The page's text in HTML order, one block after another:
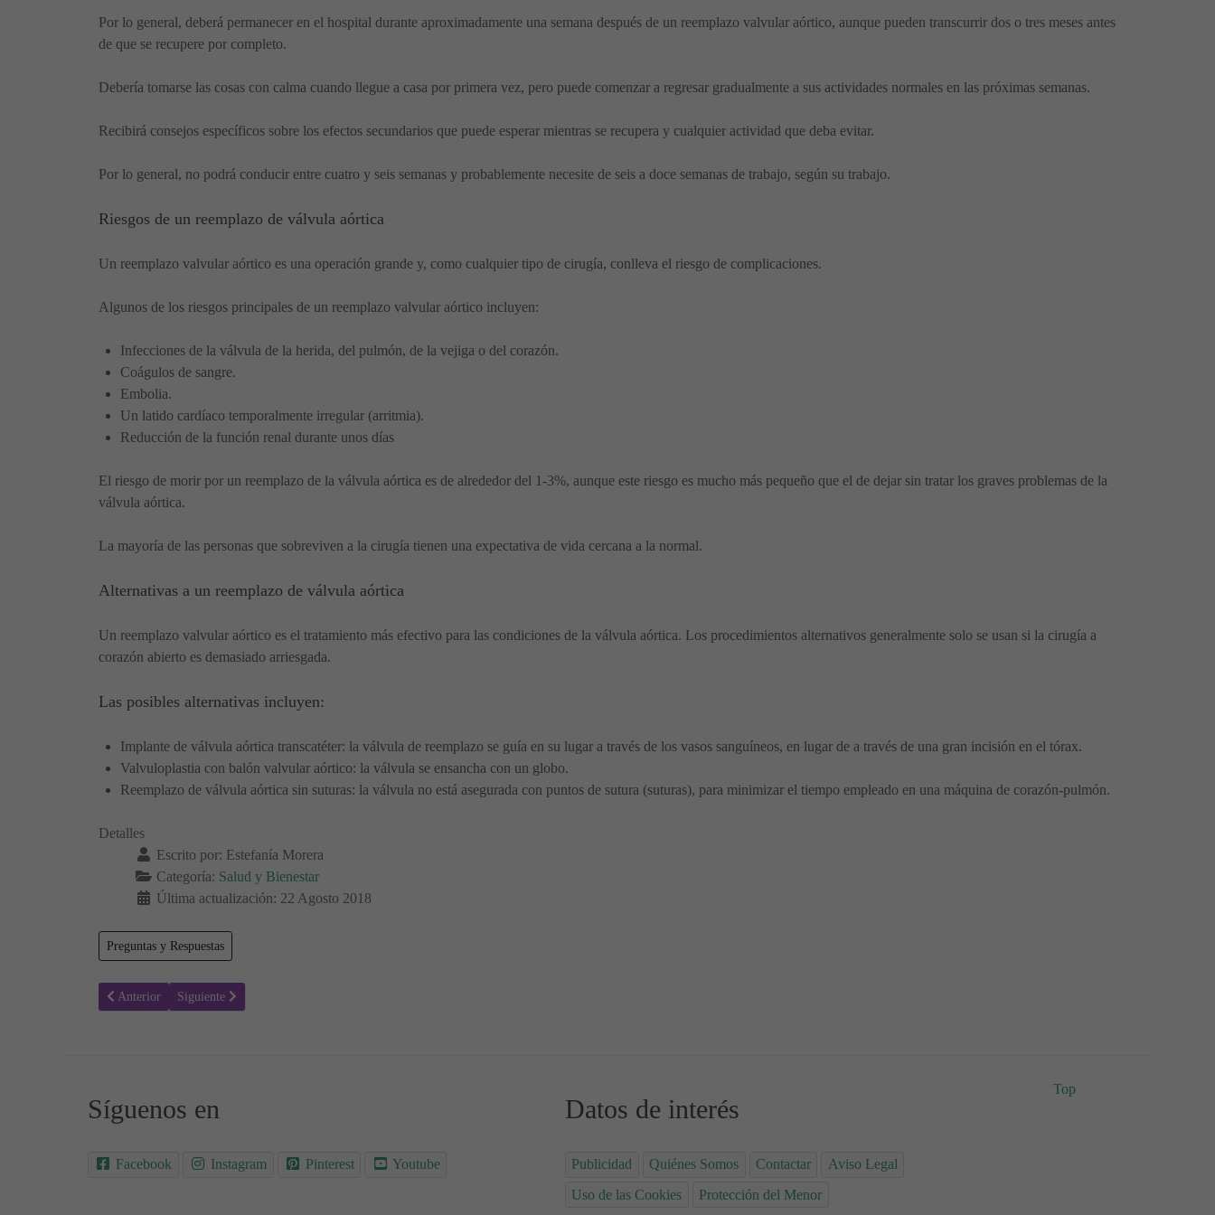
Por lo general, deberá permanecer en el hospital durante aproximadamente una semana después de un reemplazo valvular aórtico, aunque pueden transcurrir dos o tres meses antes
de que se recupere por completo.
Debería tomarse las cosas con calma cuando llegue a casa por primera vez, pero puede comenzar a regresar gradualmente a sus actividades normales en las próximas semanas.
Recibirá consejos específicos sobre los efectos secundarios que puede esperar mientras se recupera y cualquier actividad que deba evitar.
Por lo general, no podrá conducir entre cuatro y seis semanas y probablemente necesite de seis a doce semanas de trabajo, según su trabajo.
Riesgos de un reemplazo de válvula aórtica
Un reemplazo valvular aórtico es una operación grande y, como cualquier tipo de cirugía, conlleva el riesgo de complicaciones.
Algunos de los riesgos principales de un reemplazo valvular aórtico incluyen:
Infecciones de la válvula de la herida, del pulmón, de la vejiga o del corazón.
Coágulos de sangre.
Embolia.
Un latido cardíaco temporalmente irregular (arritmia).
Reducción de la función renal durante unos días
El riesgo de morir por un reemplazo de la válvula aórtica es de alrededor del 1-3%, aunque este riesgo es mucho más pequeño que el de dejar sin tratar los graves problemas de la
válvula aórtica.
La mayoría de las personas que sobreviven a la cirugía tienen una expectativa de vida cercana a la normal.
Alternativas a un reemplazo de válvula aórtica
Un reemplazo valvular aórtico es el tratamiento más efectivo para las condiciones de la válvula aórtica. Los procedimientos alternativos generalmente solo se usan si la cirugía a
corazón abierto es demasiado arriesgada.
Las posibles alternativas incluyen:
Implante de válvula aórtica transcatéter: la válvula de reemplazo se guía en su lugar a través de los vasos sanguíneos, en lugar de a través de una gran incisión en el tórax.
Valvuloplastia con balón valvular aórtico: la válvula se ensancha con un globo.
Reemplazo de válvula aórtica sin suturas: la válvula no está asegurada con puntos de sutura (suturas), para minimizar el tiempo empleado en una máquina de corazón-pulmón.
Detalles
Escrito por: Estefanía Morera
Categoría: Salud y Bienestar
Última actualización: 22 Agosto 2018
Preguntas y Respuestas
Artículo anterior: ¿Qué es y cómo se trata la apendicitis?
Anterior Artículo siguiente: Afasia - ¿Qué es? Síntomas, causas y tratamiento
Siguiente
Síguenos en
Facebook Instagram Pinterest Youtube
Datos de interés
Publicidad Quiénes Somos Contactar
Aviso Legal
Uso de las Cookies
Protección del Menor
Top